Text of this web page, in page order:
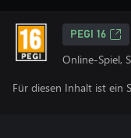
PEGI 16
Online-Spiel,
Für diesen Inhalt ist ein